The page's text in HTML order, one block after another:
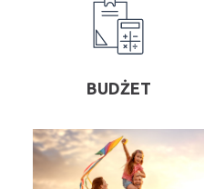
BUDŻET